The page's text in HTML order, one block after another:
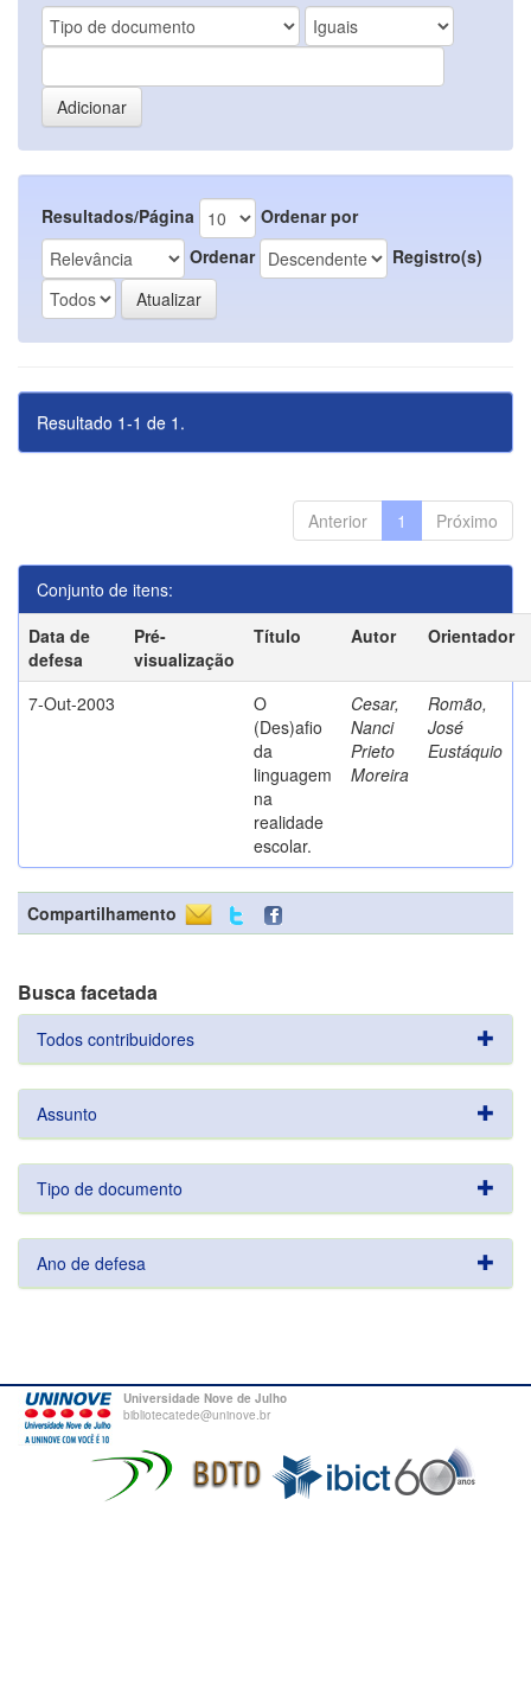
Resultados/Página
Ordenar por
Ordenar
Registro(s)
Resultado 1-1 de 1.
Anterior 1 Próximo
Conjunto de itens:
Data de
defesa
Pré-
visualização
Título Autor Orientador
7-Out-2003
O
(Des)afio
da
linguagem
na
realidade
escolar.
Cesar,
Nanci
Prieto
Moreira
Romão,
José
Eustáquio
Compartilhamento
Busca facetada
Todos contribuidores
Assunto
Tipo de documento
Ano de defesa
Universidade Nove de Julho
bibliotecatede@uninove.br